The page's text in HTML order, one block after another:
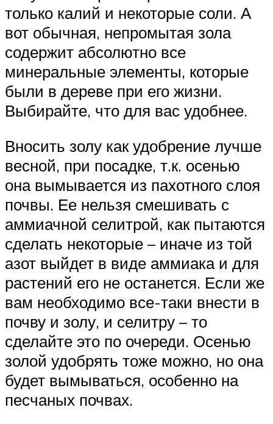
только калий и некоторые соли. А
вот обычная, непромытая зола
содержит абсолютно все
минеральные элементы, которые
были в дереве при его жизни.
Выбирайте, что для вас удобнее.
Вносить золу как удобрение лучше
весной, при посадке, т.к. осенью
она вымывается из пахотного слоя
почвы. Ее нельзя смешивать с
аммиачной селитрой, как пытаются
сделать некоторые – иначе из той
азот выйдет в виде аммиака и для
растений его не останется. Если же
вам необходимо все-таки внести в
почву и золу, и селитру – то
сделайте это по очереди. Осенью
золой удобрять тоже можно, но она
будет вымываться, особенно на
песчаных почвах.